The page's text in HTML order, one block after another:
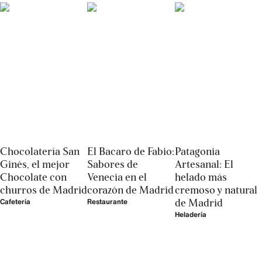
Chocolatería San
Ginés, el mejor
Chocolate con
churros de Madrid
Cafetería
El Bacaro de Fabio:
Sabores de
Venecia en el
corazón de Madrid
Restaurante
Patagonia
Artesanal: El
helado más
cremoso y natural
de Madrid
Heladería